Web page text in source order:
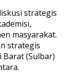
strategis
masyarakat.
strategis
Barat (Sulbar)